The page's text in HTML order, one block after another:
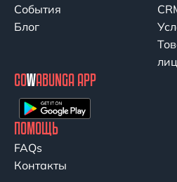
События
Блог
лиц
COWABUNGA APP
ПОМОЩЬ
FAQs
Контакты